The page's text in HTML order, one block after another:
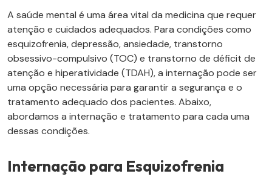
A saúde mental é uma área vital da medicina que requer
atenção e cuidados adequados. Para condições como
esquizofrenia, depressão, ansiedade, transtorno
obsessivo-compulsivo (TOC) e transtorno de déficit de
atenção e hiperatividade (TDAH), a internação pode ser
uma opção necessária para garantir a segurança e o
tratamento adequado dos pacientes. Abaixo,
abordamos a internação e tratamento para cada uma
dessas condições.
Internação para Esquizofrenia